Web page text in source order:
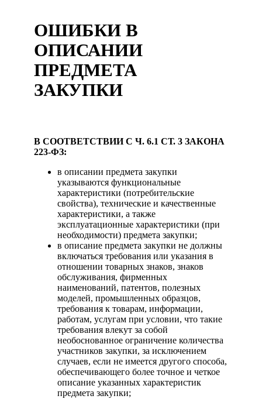
ОШИБКИ В
ОПИСАНИИ
ПРЕДМЕТА
ЗАКУПКИ
В СООТВЕТСТВИИ С Ч. 6.1 СТ. 3 ЗАКОНА
223-ФЗ:
в описании предмета закупки
указываются функциональные
характеристики (потребительские
свойства), технические и качественные
характеристики, а также
эксплуатационные характеристики (при
необходимости) предмета закупки;
в описание предмета закупки не должны
включаться требования или указания в
отношении товарных знаков, знаков
обслуживания, фирменных
наименований, патентов, полезных
моделей, промышленных образцов,
требования к товарам, информации,
работам, услугам при условии, что такие
требования влекут за собой
необоснованное ограничение количества
участников закупки, за исключением
случаев, если не имеется другого способа,
обеспечивающего более точное и четкое
описание указанных характеристик
предмета закупки;